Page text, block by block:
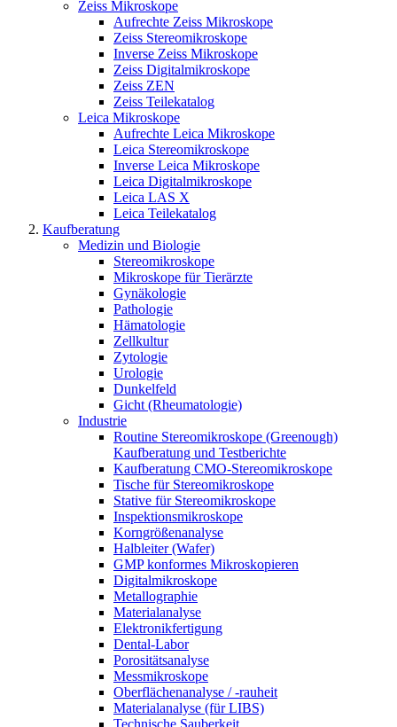
Zeiss Mikroskope
Aufrechte Zeiss Mikroskope
Zeiss Stereomikroskope
Inverse Zeiss Mikroskope
Zeiss Digitalmikroskope
Zeiss ZEN
Zeiss Teilekatalog
Leica Mikroskope
Aufrechte Leica Mikroskope
Leica Stereomikroskope
Inverse Leica Mikroskope
Leica Digitalmikroskope
Leica LAS X
Leica Teilekatalog
Kaufberatung
Medizin und Biologie
Stereomikroskope
Mikroskope für Tierärzte
Gynäkologie
Pathologie
Hämatologie
Zellkultur
Zytologie
Urologie
Dunkelfeld
Gicht (Rheumatologie)
Industrie
Routine Stereomikroskope (Greenough)
Kaufberatung und Testberichte
Kaufberatung CMO-Stereomikroskope
Tische für Stereomikroskope
Stative für Stereomikroskope
Inspektionsmikroskope
Korngrößenanalyse
Halbleiter (Wafer)
GMP konformes Mikroskopieren
Digitalmikroskope
Metallographie
Materialanalyse
Elektronikfertigung
Dental-Labor
Porositätsanalyse
Messmikroskope
Oberflächenanalyse / -rauheit
Materialanalyse (für LIBS)
Technische Sauberkeit